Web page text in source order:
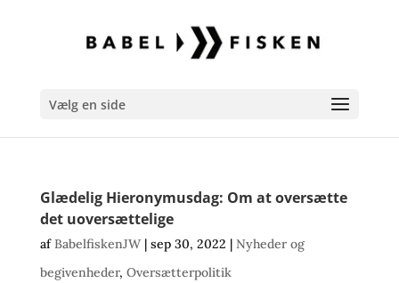
Vælg en side
Glædelig Hieronymusdag: Om at oversætte
det uoversættelige
afBabelfiskenJW| sep 30, 2022 | Nyheder og
begivenheder, Oversætterpolitik